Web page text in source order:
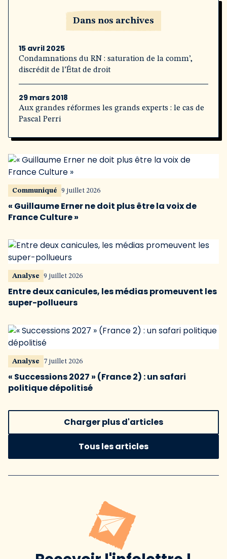
Dans nos archives
15 avril 2025
Condamnations du RN : saturation de la comm’,
discrédit de l’État de droit
29 mars 2018
Aux grandes réformes les grands experts : le cas de
Pascal Perri
Communiqué 9 juillet 2026
« Guillaume Erner ne doit plus être la voix de
France Culture »
Analyse 9 juillet 2026
Entre deux canicules, les médias promeuvent les
super-pollueurs
Analyse 7 juillet 2026
« Successions 2027 » (France 2) : un safari
politique dépolitisé
Charger plus d'articles
Tous les articles